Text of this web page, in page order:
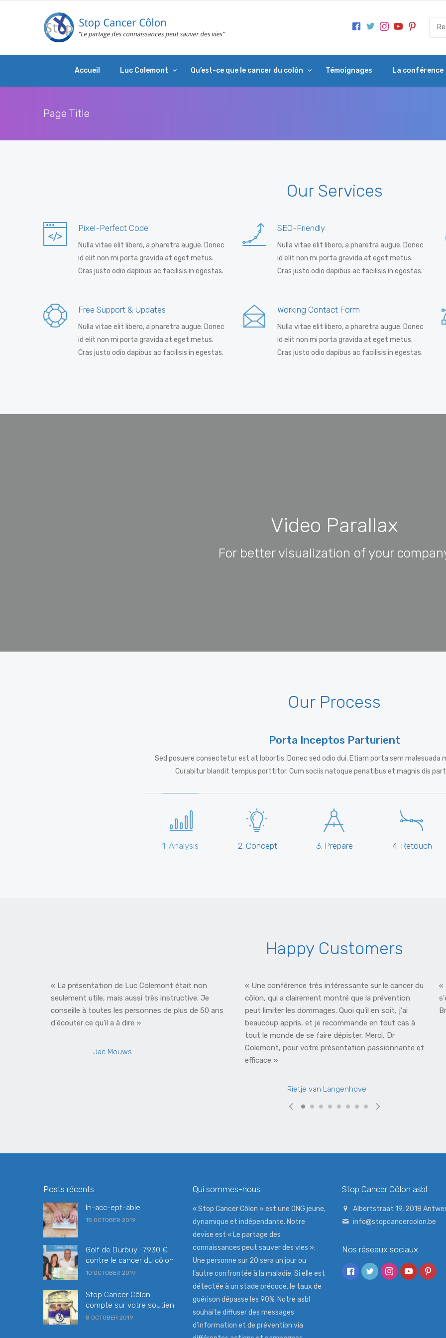
Accueil Luc Colemont Qu’est-ce que le cancer du colôn Témoignages La conférence
Page Title
Our Services
Pixel-Perfect Code
Nulla vitae elit libero, a pharetra augue. Donec
id elit non mi porta gravida at eget metus.
Cras justo odio dapibus ac facilisis in egestas.
Free Support & Updates
Nulla vitae elit libero, a pharetra augue. Donec
id elit non mi porta gravida at eget metus.
Cras justo odio dapibus ac facilisis in egestas.
SEO-Friendly
Nulla vitae elit libero, a pharetra augue. Donec
id elit non mi porta gravida at eget metus.
Cras justo odio dapibus ac facilisis in egestas.
Working Contact Form
Nulla vitae elit libero, a pharetra augue. Donec
id elit non mi porta gravida at eget metus.
Cras justo odio dapibus ac facilisis in egestas.
Video Parallax
For better visualization of your
Our Process
Porta Inceptos Parturient
Sed posuere consectetur est at lobortis. Donec sed odio dui. Etiam porta sem malesuada
Curabitur blandit tempus porttitor. Cum sociis natoque penatibus et magnis dis
1. Analysis 2. Concept 3. Prepare 4. Retouch
Happy Customers
« La présentation de Luc Colemont était non
seulement utile, mais aussi très instructive. Je
conseille à toutes les personnes de plus de 50 ans
d'écouter ce qu'il a à dire »
Jac Mouws
« Une conférence très intéressante sur le cancer du
côlon, qui a clairement montré que la prévention
peut limiter les dommages. Quoi qu'il en soit, j'ai
beaucoup appris, et je recommande en tout cas à
tout le monde de se faire dépister. Merci, Dr
Colemont, pour votre présentation passionnante et
efficace »
Rietje van Langenhove
«
Posts récents
In-acc-ept-able
15 OCTOBER 2019
Golf de Durbuy : 7.930 €
contre le cancer du côlon
10 OCTOBER 2019
Stop Cancer Côlon
compte sur votre soutien !
8 OCTOBER 2019
Qui sommes-nous
« Stop Cancer Côlon » est une ONG jeune,
dynamique et indépendante. Notre
devise est « Le partage des
connaissances peut sauver des vies ».
Une personne sur 20 sera un jour ou
l’autre confrontée à la maladie. Si elle est
détectée à un stade précoce, le taux de
guérison dépasse les 90%. Notre asbl
souhaite diffuser des messages
d’information et de prévention via
Stop Cancer Côlon asbl
Albertstraat 19, 2018
info@stopcancercolon.be
Nos réseaux sociaux